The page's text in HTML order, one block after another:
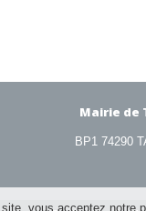
vous acceptez notre
Mairie de
BP1 74290